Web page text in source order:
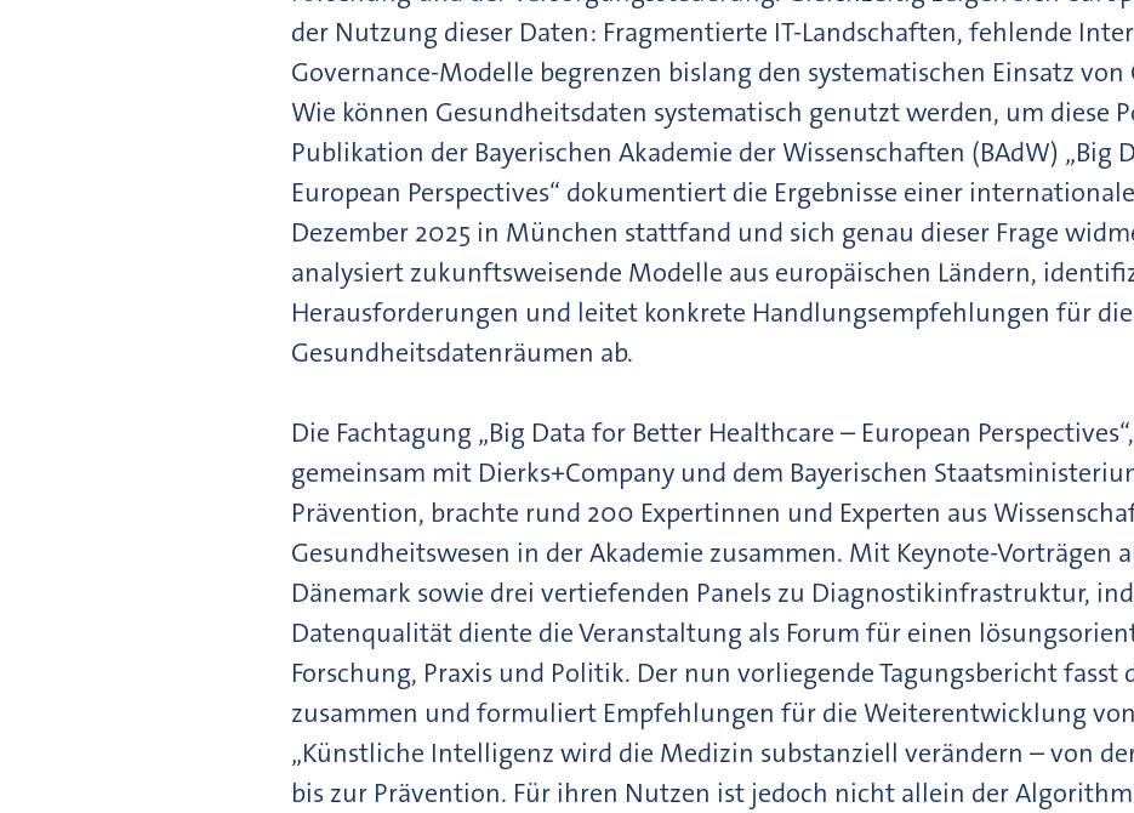
der Nutzung dieser Daten: Fragmentierte IT-Landschaften, fehlende
Governance-Modelle begrenzen bislang den systematischen Einsatz
Wie können Gesundheitsdaten systematisch genutzt werden, um diese
Publikation der Bayerischen Akademie der Wissenschaften (BAdW) „Big
European Perspectives“ dokumentiert die Ergebnisse einer
Dezember 2025 in München stattfand und sich genau dieser Frage
analysiert zukunftsweisende Modelle aus europäischen Ländern,
Herausforderungen und leitet konkrete Handlungsempfehlungen für
Gesundheitsdatenräumen ab.
Die Fachtagung „Big Data for Better Healthcare – European
gemeinsam mit Dierks+Company und dem Bayerischen
Prävention, brachte rund 200 Expertinnen und Experten aus
Gesundheitswesen in der Akademie zusammen. Mit Keynote-Vorträgen
Dänemark sowie drei vertiefenden Panels zu Diagnostikinfrastruktur,
Datenqualität diente die Veranstaltung als Forum für einen
Forschung, Praxis und Politik. Der nun vorliegende Tagungsbericht fasst
zusammen und formuliert Empfehlungen für die Weiterentwicklung
„Künstliche Intelligenz wird die Medizin substanziell verändern – von
bis zur Prävention. Für ihren Nutzen ist jedoch nicht allein der